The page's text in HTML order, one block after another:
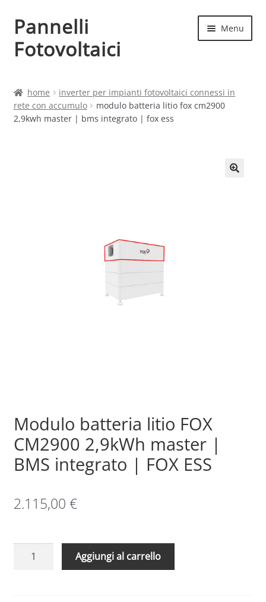
Vai
alla
navigazione
Vai
al
contenuto
Pannelli
Fotovoltaici
Menu
Cart
home
inverter per impianti fotovoltaici connessi in
rete con accumulo
modulo batteria litio fox cm2900
2,9kwh master | bms integrato | fox ess
Modulo batteria litio FOX
CM2900 2,9kWh master |
BMS integrato | FOX ESS
2.115,00 €
Modulo
Aggiungi al carrello